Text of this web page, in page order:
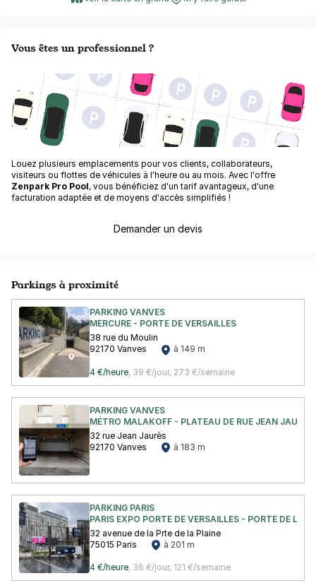
Vous êtes un professionnel ?
Louez plusieurs emplacements pour vos clients, collaborateurs,
visiteurs ou flottes de véhicules à l'heure ou au mois. Avec l'offre
Zenpark Pro Pool, vous bénéficiez d'un tarif avantageux, d'une
facturation adaptée et de moyens d'accès simplifiés !
Demander un devis
Parkings à proximité
PARKING VANVES
MERCURE - PORTE DE VERSAILLES
38 rue du Moulin
92170 Vanves
à 149 m
4 €/heure, 39 €/jour, 273 €/semaine
PARKING VANVES
MÉTRO MALAKOFF - PLATEAU DE RUE JEAN JAURÈS
32 rue Jean Jaurès
92170 Vanves
à 183 m
PARKING PARIS
PARIS EXPO PORTE DE VERSAILLES - PORTE DE LA
32 avenue de la Prte de la Plaine
75015 Paris
à 201 m
4 €/heure, 36 €/jour, 121 €/semaine